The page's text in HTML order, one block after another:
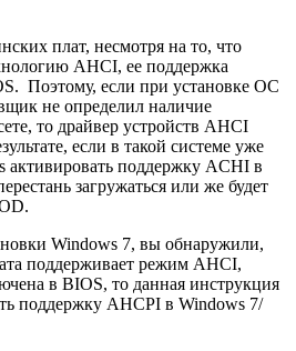
плат, несмотря на то, что
AHCI, ее поддержка
Поэтому, если при установке ОС
не определил наличие
то драйвер устройств AHCI
если в такой системе уже
активировать поддержку ACHI в
загружаться или же будет
Windows 7, вы обнаружили,
поддерживает режим AHCI,
в BIOS, то данная инструкция
поддержку AHCPI в Windows 7/